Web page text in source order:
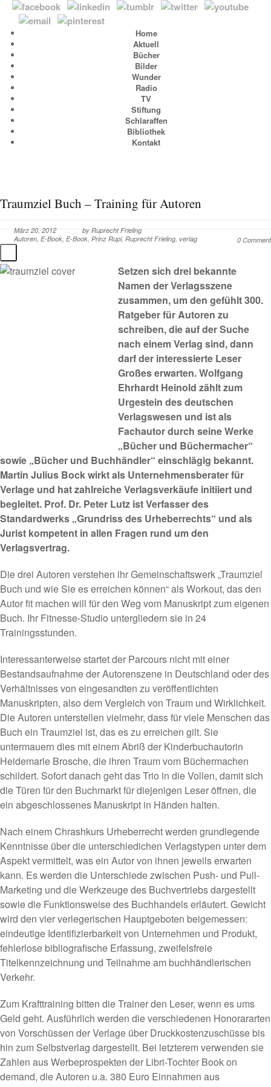
Home
Aktuell
Bücher
Bilder
Wunder
Radio
TV
Stiftung
Schlaraffen
Bibliothek
Kontakt
Traumziel Buch – Training für Autoren
März 20, 2012 by Ruprecht Frieling
Autoren, E-Book, E-Book, Prinz Rupi, Ruprecht Frieling, verlag 0 Comment
Setzen sich drei bekannte
Namen der Verlagsszene
zusammen, um den gefühlt 300.
Ratgeber für Autoren zu
schreiben, die auf der Suche
nach einem Verlag sind, dann
darf der interessierte Leser
Großes erwarten. Wolfgang
Ehrhardt Heinold zählt zum
Urgestein des deutschen
Verlagswesen und ist als
Fachautor durch seine Werke
„Bücher und Büchermacher“
sowie „Bücher und Buchhändler“ einschlägig bekannt.
Martin Julius Bock wirkt als Unternehmensberater für
Verlage und hat zahlreiche Verlagsverkäufe initiiert und
begleitet. Prof. Dr. Peter Lutz ist Verfasser des
Standardwerks „Grundriss des Urheberrechts“ und als
Jurist kompetent in allen Fragen rund um den
Verlagsvertrag.
Die drei Autoren verstehen ihr Gemeinschaftswerk „Traumziel
Buch und wie Sie es erreichen können“ als Workout, das den
Autor fit machen will für den Weg vom Manuskript zum eigenen
Buch. Ihr Fitnesse-Studio untergliedern sie in 24
Trainingsstunden.
Interessanterweise startet der Parcours nicht mit einer
Bestandsaufnahme der Autorenszene in Deutschland oder des
Verhältnisses von eingesandten zu veröffentlichten
Manuskripten, also dem Vergleich von Traum und Wirklichkeit.
Die Autoren unterstellen vielmehr, dass für viele Menschen das
Buch ein Traumziel ist, das es zu erreichen gilt. Sie
untermauern dies mit einem Abriß der Kinderbuchautorin
Heidemarie Brosche, die ihren Traum vom Büchermachen
schildert. Sofort danach geht das Trio in die Vollen, damit sich
die Türen für den Buchmarkt für diejenigen Leser öffnen, die
ein abgeschlossenes Manuskript in Händen halten.
Nach einem Chrashkurs Urheberrecht werden grundlegende
Kenntnisse über die unterschiedichen Verlagstypen unter dem
Aspekt vermittelt, was ein Autor von ihnen jeweils erwarten
kann. Es werden die Unterschiede zwischen Push- und Pull-
Marketing und die Werkzeuge des Buchvertriebs dargestellt
sowie die Funktionsweise des Buchhandels erläutert. Gewicht
wird den vier verlegerischen Hauptgeboten beigemessen:
eindeutige Identifizierbarkeit von Unternehmen und Produkt,
fehlerlose bibliografische Erfassung, zweifelsfreie
Titelkennzeichnung und Teilnahme am buchhändlerischen
Verkehr.
Zum Krafttraining bitten die Trainer den Leser, wenn es ums
Geld geht. Ausführlich werden die verschiedenen Honorararten
von Vorschüssen der Verlage über Druckkostenzuschüsse bis
hin zum Selbstverlag dargestellt. Bei letzterem verwenden sie
Zahlen aus Werbeprospekten der Libri-Tochter Book on
demand, die Autoren u.a. 380 Euro Einnahmen aus